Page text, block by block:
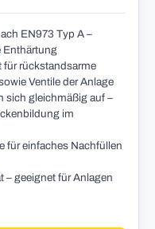
EN973 Typ A –
Enthärtung
rückstandsarme
Ventile der Anlage
sich gleichmäßig auf –
im
für einfaches Nachfüllen
– geeignet für Anlagen